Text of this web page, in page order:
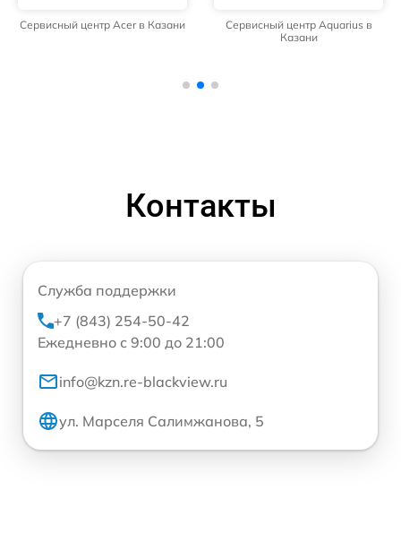
Сервисный центр Acer в Казани
Сервисный центр Aquarius в
Казани
Контакты
Служба поддержки
+7 (843) 254-50-42
Ежедневно с 9:00 до 21:00
info@kzn.re-blackview.ru
ул. Марселя Салимжанова, 5